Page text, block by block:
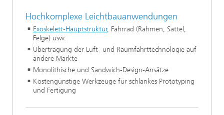
Hochkomplexe Leichtbauanwendungen
Exoskelett-Hauptstruktur, Fahrrad (Rahmen, Sattel,
Felge) usw.
Übertragung der Luft- und Raumfahrttechnologie auf
andere Märkte
Monolithische und Sandwich-Design-Ansätze
Kostengünstige Werkzeuge für schlankes Prototyping
und Fertigung